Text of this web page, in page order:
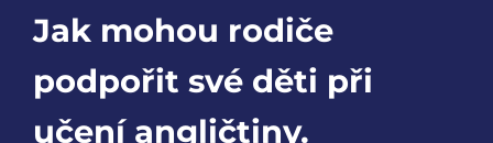
Jak mohou rodiče
podpořit své děti při
učení angličtiny.